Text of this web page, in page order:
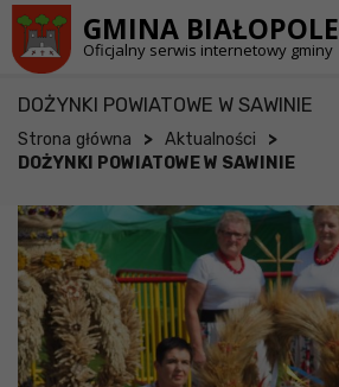
GMINA BIAŁOPOLE
Oficjalny serwis internetowy gminy
DOŻYNKI POWIATOWE W SAWINIE
Strona główna > Aktualności >
DOŻYNKI POWIATOWE W SAWINIE